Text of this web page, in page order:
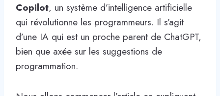
Copilot, un système d’intelligence artificielle
qui révolutionne les programmeurs. Il s’agit
d’une IA qui est un proche parent de ChatGPT,
bien que axée sur les suggestions de
programmation.